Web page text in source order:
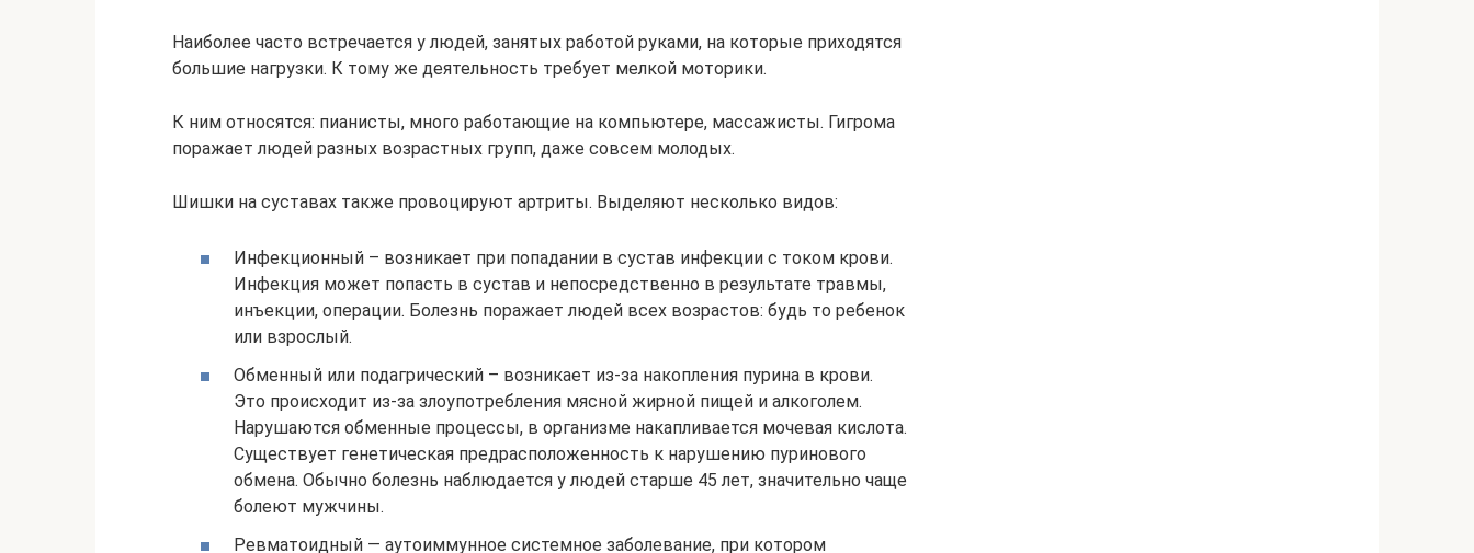
Наиболее часто встречается у людей, занятых работой руками, на которые приходятся
большие нагрузки. К тому же деятельность требует мелкой моторики.
К ним относятся: пианисты, много работающие на компьютере, массажисты. Гигрома
поражает людей разных возрастных групп, даже совсем молодых.
Шишки на суставах также провоцируют артриты. Выделяют несколько видов:
Инфекционный – возникает при попадании в сустав инфекции с током крови.
Инфекция может попасть в сустав и непосредственно в результате травмы,
инъекции, операции. Болезнь поражает людей всех возрастов: будь то ребенок
или взрослый.
Обменный или подагрический – возникает из-за накопления пурина в крови.
Это происходит из-за злоупотребления мясной жирной пищей и алкоголем.
Нарушаются обменные процессы, в организме накапливается мочевая кислота.
Существует генетическая предрасположенность к нарушению пуринового
обмена. Обычно болезнь наблюдается у людей старше 45 лет, значительно чаще
болеют мужчины.
Ревматоидный — аутоиммунное системное заболевание, при котором